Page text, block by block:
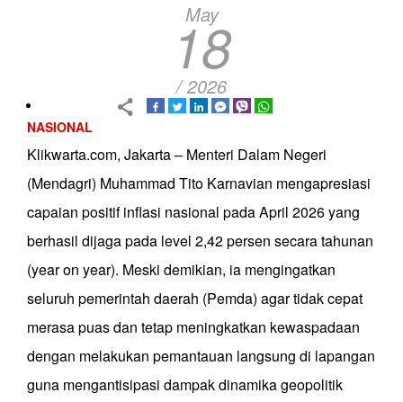
May
18
/ 2026
NASIONAL
Klikwarta.com, Jakarta – Menteri Dalam Negeri
(Mendagri) Muhammad Tito Karnavian mengapresiasi
capaian positif inflasi nasional pada April 2026 yang
berhasil dijaga pada level 2,42 persen secara tahunan
(year on year). Meski demikian, ia mengingatkan
seluruh pemerintah daerah (Pemda) agar tidak cepat
merasa puas dan tetap meningkatkan kewaspadaan
dengan melakukan pemantauan langsung di lapangan
guna mengantisipasi dampak dinamika geopolitik